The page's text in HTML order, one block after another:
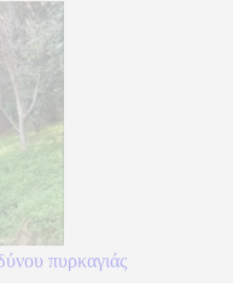
πυρκαγιάς